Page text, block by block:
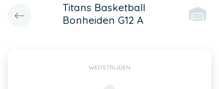
Titans Basketball
Bonheiden G12 A
WEDSTRIJDEN